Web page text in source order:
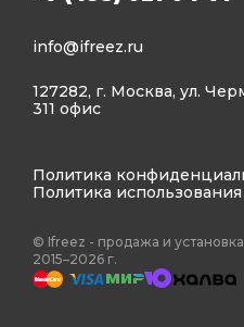
info@ifreez.ru
127282, г. Москва, ул.
311 офис
Политика
Политика
© Ifreez - продажа и
2015–2026 г.